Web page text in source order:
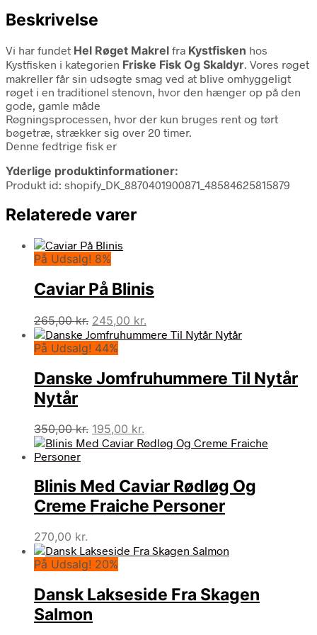
Beskrivelse
Vi har fundet Hel Røget Makrel fra Kystfisken hos
Kystfisken i kategorien Friske Fisk Og Skaldyr. Vores røget
makreller får sin udsøgte smag ved at blive omhyggeligt
røget i en traditionel stenovn, hvor den hænger op på den
gode, gamle måde
Røgningsprocessen, hvor der kun bruges rent og tørt
bøgetræ, strækker sig over 20 timer.
Denne fedtrige fisk er
Yderlige produktinformationer:
Produkt id: shopify_DK_8870401900871_48584625815879
Relaterede varer
På Udsalg! 8%
Caviar På Blinis
265,00kr. Den
oprindelige
pris
265,00 kr..
245,00 kr.
aktuelle
245,00 kr..
På Udsalg! 44%
Danske Jomfruhummere Til Nytår
Nytår
350,00kr. Den
oprindelige
350,00 kr..
195,00 kr.
aktuelle
195,00 kr..
Blinis Med Caviar Rødløg Og
Creme Fraiche Personer
270,00 kr.
På Udsalg! 20%
Dansk Lakseside Fra Skagen
Salmon